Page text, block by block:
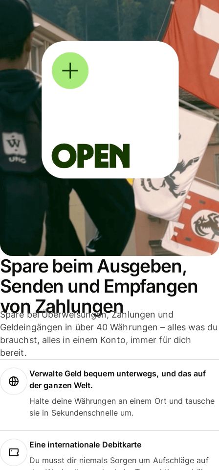
Spare beim Ausgeben,
Senden und Empfangen
von Zahlungen
Spare bei Überweisungen, Zahlungen und
Geldeingängen in über 40 Währungen – alles was du
brauchst, alles in einem Konto, immer für dich
bereit.
Verwalte Geld bequem unterwegs, und das auf
der ganzen Welt.
Halte deine Währungen an einem Ort und tausche
sie in Sekundenschnelle um.
Eine internationale Debitkarte
Du musst dir niemals Sorgen um Aufschläge auf